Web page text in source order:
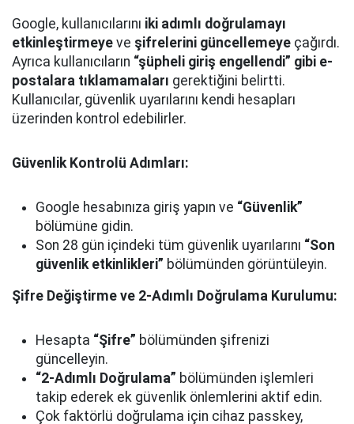
Google, kullanıcılarını iki adımlı doğrulamayı
etkinleştirmeye ve şifrelerini güncellemeye çağırdı.
Ayrıca kullanıcıların “şüpheli giriş engellendi” gibi e-
postalara tıklamamaları gerektiğini belirtti.
Kullanıcılar, güvenlik uyarılarını kendi hesapları
üzerinden kontrol edebilirler.
Güvenlik Kontrolü Adımları:
Google hesabınıza giriş yapın ve “Güvenlik”
bölümüne gidin.
Son 28 gün içindeki tüm güvenlik uyarılarını “Son
güvenlik etkinlikleri” bölümünden görüntüleyin.
Şifre Değiştirme ve 2-Adımlı Doğrulama Kurulumu:
Hesapta “Şifre” bölümünden şifrenizi
güncelleyin.
“2-Adımlı Doğrulama” bölümünden işlemleri
takip ederek ek güvenlik önlemlerini aktif edin.
Çok faktörlü doğrulama için cihaz passkey,